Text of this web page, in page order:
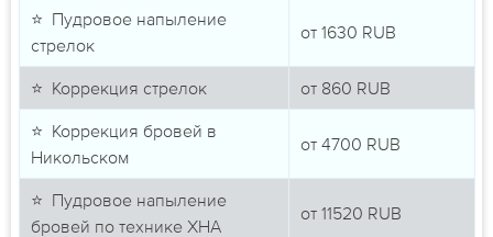
⭐ Пудровое напыление
стрелок
от 1630 RUB
⭐ Коррекция стрелок от 860 RUB
⭐ Коррекция бровей в
Никольском
от 4700 RUB
⭐ Пудровое напыление
бровей по технике ХНА
от 11520 RUB